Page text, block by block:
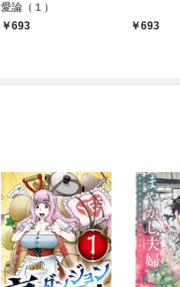
愛論（１）
693
693